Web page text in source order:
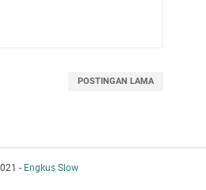
POSTINGAN LAMA
- Engkus Slow